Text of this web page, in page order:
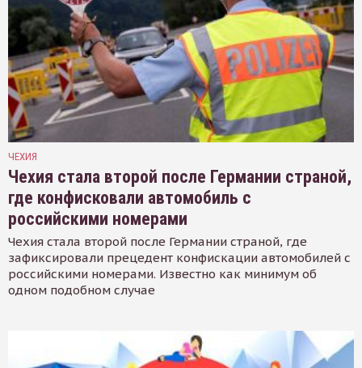
ЧЕХИЯ
Чехия стала второй после Германии страной,
где конфисковали автомобиль с
российскими номерами
Чехия стала второй после Германии страной, где
зафиксировали прецедент конфискации автомобилей с
российскими номерами. Известно как минимум об
одном подобном случае